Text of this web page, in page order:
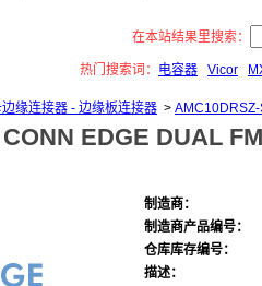
在本站结果里搜索：
热门搜索词： 电容器 Vicor
缘连接器 - 边缘板连接器 >
CONN EDGE DUAL
制造商：
制造商产品编号：
仓库库存编号：
描述：